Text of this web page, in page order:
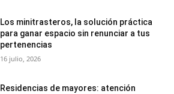
Los minitrasteros, la solución práctica
para ganar espacio sin renunciar a tus
pertenencias
16 julio, 2026
Residencias de mayores: atención